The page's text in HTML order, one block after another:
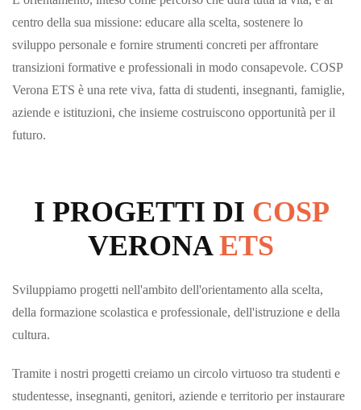
centro della sua missione: educare alla scelta, sostenere lo
sviluppo personale e fornire strumenti concreti per affrontare
transizioni formative e professionali in modo consapevole. COSP
Verona ETS è una rete viva, fatta di studenti, insegnanti, famiglie,
aziende e istituzioni, che insieme costruiscono opportunità per il
futuro.
I PROGETTI DI COSP
VERONAETS
Sviluppiamo progetti nell'ambito dell'orientamento alla scelta,
della formazione scolastica e professionale, dell'istruzione e della
cultura.
Tramite i nostri progetti creiamo un circolo virtuoso tra studenti e
studentesse, insegnanti, genitori, aziende e territorio per instaurare